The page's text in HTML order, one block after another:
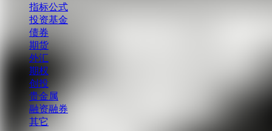
指标公式
投资基金
债券
期货
外汇
期权
创投
贵金属
融资融券
其它